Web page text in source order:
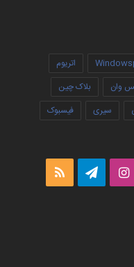
اتریوم
وان
بلاک چین
سیری
فیسبوک
اینستاگرامتلگرامخوراک